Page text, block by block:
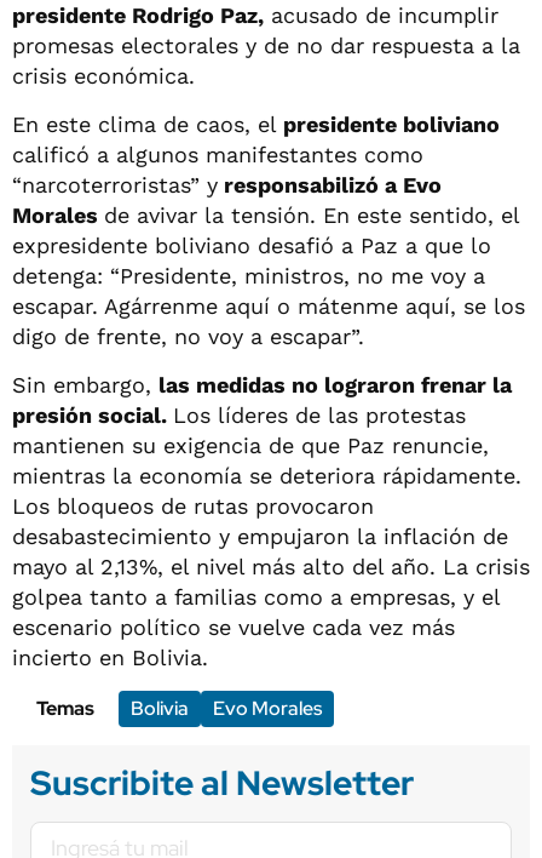
presidente Rodrigo Paz, acusado de incumplir
promesas electorales y de no dar respuesta a la
crisis económica.
En este clima de caos, el presidente boliviano
calificó a algunos manifestantes como
“narcoterroristas” y responsabilizó a Evo
Morales de avivar la tensión. En este sentido, el
expresidente boliviano desafió a Paz a que lo
detenga: “Presidente, ministros, no me voy a
escapar. Agárrenme aquí o mátenme aquí, se los
digo de frente, no voy a escapar”.
Sin embargo, las medidas no lograron frenar la
presión social. Los líderes de las protestas
mantienen su exigencia de que Paz renuncie,
mientras la economía se deteriora rápidamente.
Los bloqueos de rutas provocaron
desabastecimiento y empujaron la inflación de
mayo al 2,13%, el nivel más alto del año. La crisis
golpea tanto a familias como a empresas, y el
escenario político se vuelve cada vez más
incierto en Bolivia.
Temas
Bolivia Evo Morales
Suscribite al Newsletter